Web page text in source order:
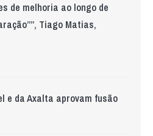
de melhoria ao longo de
Tiago Matias,
e da Axalta aprovam fusão